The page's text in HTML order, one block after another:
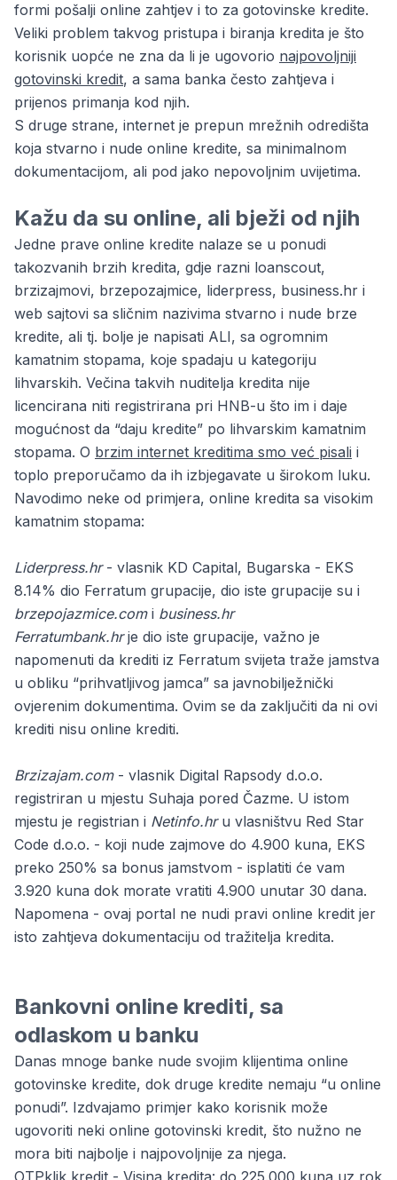
formi pošalji online zahtjev i to za gotovinske kredite.
Veliki problem takvog pristupa i biranja kredita je što
korisnik uopće ne zna da li je ugovorio najpovoljniji
gotovinski kredit, a sama banka često zahtjeva i
prijenos primanja kod njih.
S druge strane, internet je prepun mrežnih odredišta
koja stvarno i nude online kredite, sa minimalnom
dokumentacijom, ali pod jako nepovoljnim uvijetima.
Kažu da su online, ali bježi od njih
Jedne prave online kredite nalaze se u ponudi
takozvanih brzih kredita, gdje razni loanscout,
brzizajmovi, brzepozajmice, liderpress, business.hr i
web sajtovi sa sličnim nazivima stvarno i nude brze
kredite, ali tj. bolje je napisati ALI, sa ogromnim
kamatnim stopama, koje spadaju u kategoriju
lihvarskih. Večina takvih nuditelja kredita nije
licencirana niti registrirana pri HNB-u što im i daje
mogućnost da “daju kredite” po lihvarskim kamatnim
stopama. O brzim internet kreditima smo već pisali i
toplo preporučamo da ih izbjegavate u širokom luku.
Navodimo neke od primjera, online kredita sa visokim
kamatnim stopama:
Liderpress.hr - vlasnik KD Capital, Bugarska - EKS
8.14% dio Ferratum grupacije, dio iste grupacije su i
brzepojazmice.comi business.hr
Ferratumbank.hrje dio iste grupacije, važno je
napomenuti da krediti iz Ferratum svijeta traže jamstva
u obliku “prihvatljivog jamca” sa javnobilježnički
ovjerenim dokumentima. Ovim se da zaključiti da ni ovi
krediti nisu online krediti.
Brzizajam.com- vlasnik Digital Rapsody d.o.o.
registriran u mjestu Suhaja pored Čazme. U istom
mjestu je registrian i Netinfo.hru vlasništvu Red Star
Code d.o.o. - koji nude zajmove do 4.900 kuna, EKS
preko 250% sa bonus jamstvom - isplatiti će vam
3.920 kuna dok morate vratiti 4.900 unutar 30 dana.
Napomena - ovaj portal ne nudi pravi online kredit jer
isto zahtjeva dokumentaciju od tražitelja kredita.
Bankovni online krediti, sa
odlaskom u banku
Danas mnoge banke nude svojim klijentima online
gotovinske kredite, dok druge kredite nemaju “u online
ponudi”. Izdvajamo primjer kako korisnik može
ugovoriti neki online gotovinski kredit, što nužno ne
mora biti najbolje i najpovoljnije za njega.
OTPklik kredit - Visina kredita: do 225.000 kuna uz rok